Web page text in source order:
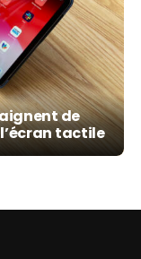
de
tactile